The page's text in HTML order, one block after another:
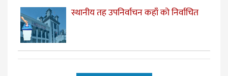
स्थानीय तह उपनिर्वाचन कहाँ को निर्वाचित